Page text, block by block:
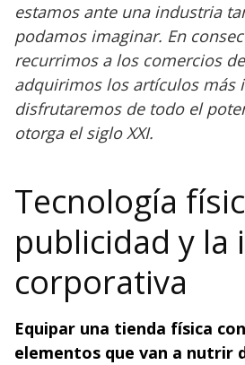
estamos ante una industria
podamos imaginar. En
recurrimos a los comercios
adquirimos los artículos más
disfrutaremos de todo el
otorga el siglo XXI.
Tecnología
publicidad y la
corporativa
Equipar una tienda física
elementos que van a nutrir